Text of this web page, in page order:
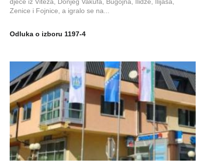
djece iz Viteza, Donjeg Vakufa, Bugojna, Ilidže, Ilijaša,
Zenice i Fojnice, a igralo se na...
Odluka o izboru 1197-4